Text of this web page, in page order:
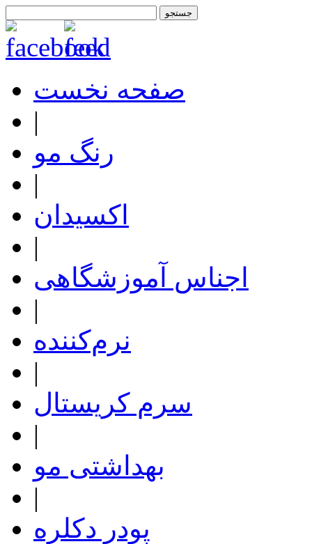
صفحه نخست
|
رنگ مو
|
اکسیدان
|
اجناس آموزشگاهی
|
نرم‌کننده
|
سرم کریستال
|
بهداشتی مو
|
پودر دکلره